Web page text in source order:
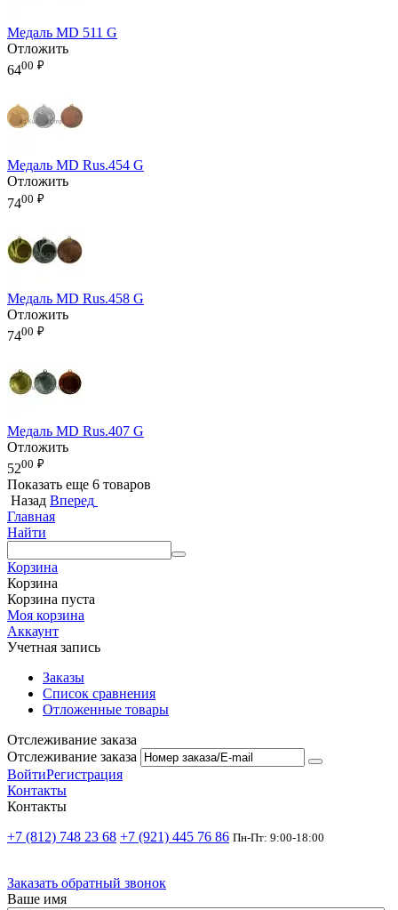
Медаль MD 511 G
Отложить
6400 ₽
Медаль MD Rus.454 G
Отложить
7400 ₽
Медаль MD Rus.458 G
Отложить
7400 ₽
Медаль MD Rus.407 G
Отложить
5200 ₽
Показать еще 6 товаров
Назад Вперед
Главная
Найти
Корзина
Корзина
Корзина пуста
Моя корзина
Аккаунт
Учетная запись
Заказы
Список сравнения
Отложенные товары
Отслеживание заказа
Отслеживание заказа
ВойтиРегистрация
Контакты
Контакты
+7 (812) 748 23 68 +7 (921) 445 76 86 Пн-Пт: 9:00-18:00
Заказать обратный звонок
Ваше имя